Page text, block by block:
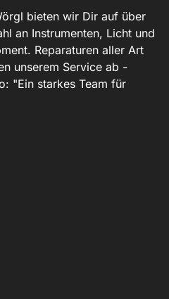
bieten wir Dir auf über
an Instrumenten, Licht und
Reparaturen aller Art
unserem Service ab -
"Ein starkes Team für